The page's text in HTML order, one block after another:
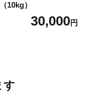
10kg）
30,000円
す